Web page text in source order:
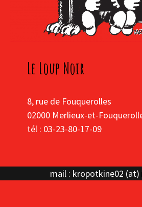
Le Loup Noir
8, rue de Fouquerolles
02000 Merlieux-et-
tél : 03-23-80-17-09
mail : kropotkine02 (at)